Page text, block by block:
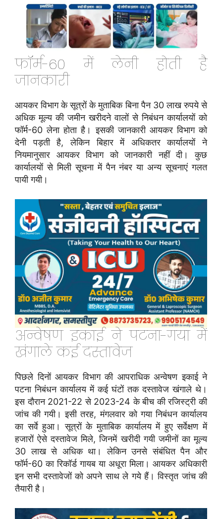
फॉर्म-60 में लेनी होती है
जानकारी
आयकर विभाग के सूत्रों के मुताबिक बिना पैन 30 लाख रुपये से
अधिक मूल्य की जमीन खरीदने वालों से निबंधन कार्यालयों को
फॉर्म-60 लेना होता है। इसकी जानकारी आयकर विभाग को
देनी पड़ती है, लेकिन बिहार में अधिकतर कार्यालयों ने
नियमानुसार आयकर विभाग को जानकारी नहीं दी। कुछ
कार्यालयों से मिली सूचना में पैन नंबर या अन्य सूचनाएं गलत
पायी गयी।
अन्वेषण इकाई ने पटना-गया में
खंगाले कई दस्तावेज
पिछले दिनों आयकर विभाग की आपराधिक अन्वेषण इकाई ने
पटना निबंधन कार्यालय में कई घंटों तक दस्तावेज खंगाले थे।
इस दौरान 2021-22 से 2023-24 के बीच की रजिस्ट्री की
जांच की गयी। इसी तरह, मंगलवार को गया निबंधन कार्यालय
का सर्वे हुआ। सूत्रों के मुताबिक कार्यालय में हुए सर्वेक्षण में
हजारों ऐसे दस्तावेज मिले, जिनमें खरीदी गयी जमीनों का मूल्य
30 लाख से अधिक था। लेकिन उनसे संबंधित पैन और
फॉर्म-60 का रिकॉर्ड गायब या अधूरा मिला। आयकर अधिकारी
इन सभी दस्तावेजों को अपने साथ ले गये हैं। विस्तृत जांच की
तैयारी है।